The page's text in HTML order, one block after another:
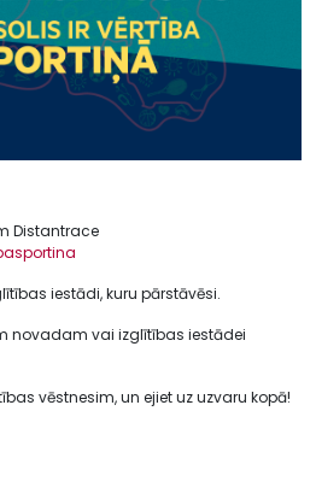
Distantrace
iestādi, kuru pārstāvēsi.
novadam vai izglītības iestādei
vēstnesim, un ejiet uz uzvaru kopā!